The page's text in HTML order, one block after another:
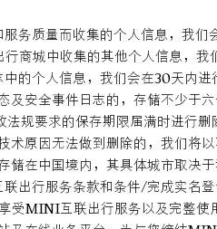
务质量而收集的个人信息，我们
商城中收集的其他个人信息，我
的个人信息，我们会在30天内
及安全事件日志的，存储不少于六
规要求的保存期限届满时进行删
术原因无法做到删除的，我们将
储在中国境内，其具体城市取决于
联出行服务条款和条件/完成实名
受MINI互联出行服务以及完整